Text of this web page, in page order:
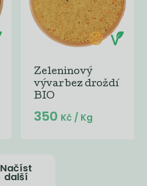
Zeleninový
vývar bez droždí
BIO
350 Kč / Kg
Načíst
další